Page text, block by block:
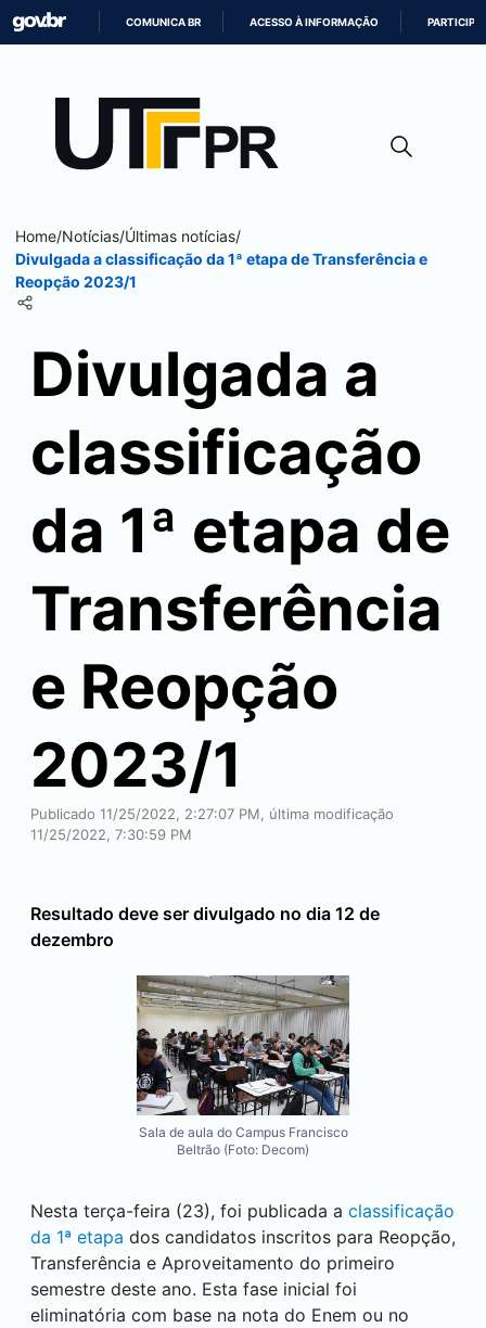
CONTEÚDO
COMUNICA BR ACESSO À INFORMAÇÃO PARTICIPE
Home/Notícias/Últimas notícias/
Divulgada a classificação da 1ª etapa de Transferência e
Reopção 2023/1
Divulgada a
classificação
da 1ª etapa de
Transferência
e Reopção
2023/1
Publicado 11/25/2022, 2:27:07 PM, última modificação
11/25/2022, 7:30:59 PM
Resultado deve ser divulgado no dia 12 de
dezembro
Sala de aula do Campus Francisco
Beltrão (Foto: Decom)
Nesta terça-feira (23), foi publicada a classificação
da 1ª etapa dos candidatos inscritos para Reopção,
Transferência e Aproveitamento do primeiro
semestre deste ano. Esta fase inicial foi
eliminatória com base na nota do Enem ou no